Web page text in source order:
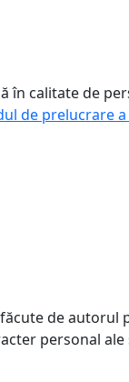
în calitate de
de prelucrare
de
personal